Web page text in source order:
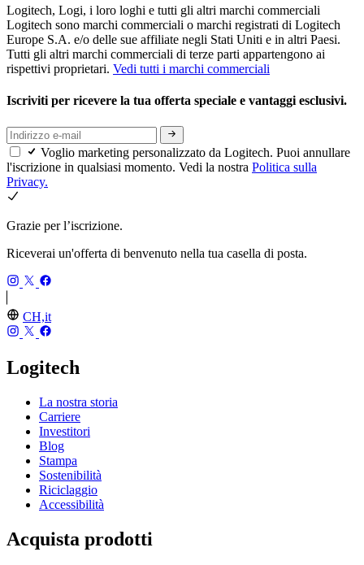
Logitech, Logi, i loro loghi e tutti gli altri marchi commerciali
Logitech sono marchi commerciali o marchi registrati di Logitech
Europe S.A. e/o delle sue affiliate negli Stati Uniti e in altri Paesi.
Tutti gli altri marchi commerciali di terze parti appartengono ai
rispettivi proprietari. Vedi tutti i marchi commerciali
Iscriviti per ricevere la tua offerta speciale e vantaggi esclusivi.
Voglio marketing personalizzato da Logitech. Puoi annullare
l'iscrizione in qualsiasi momento. Vedi la nostra Politica sulla
Privacy.
Grazie per l’iscrizione.
Riceverai un'offerta di benvenuto nella tua casella di posta.
CH,it
Logitech
La nostra storia
Carriere
Investitori
Blog
Stampa
Sostenibilità
Riciclaggio
Accessibilità
Acquista prodotti